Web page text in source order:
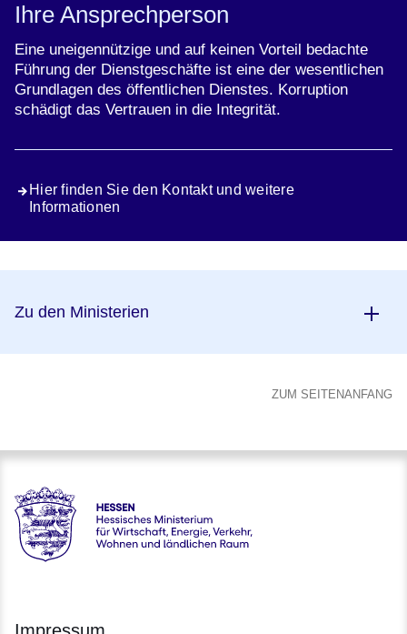
Ihre Ansprechperson
Eine uneigennützige und auf keinen Vorteil bedachte
Führung der Dienstgeschäfte ist eine der wesentlichen
Grundlagen des öffentlichen Dienstes. Korruption
schädigt das Vertrauen in die Integrität.
Hier finden Sie den Kontakt und weitere
Informationen
Zu den Ministerien
ZUM SEITENANFANG
Hessen - Hessisches Ministerium für Wirtschaft, Energie,